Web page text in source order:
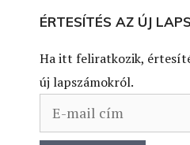
ÉRTESÍTÉS AZ ÚJ
Ha itt feliratkozik,
új lapszámokról.